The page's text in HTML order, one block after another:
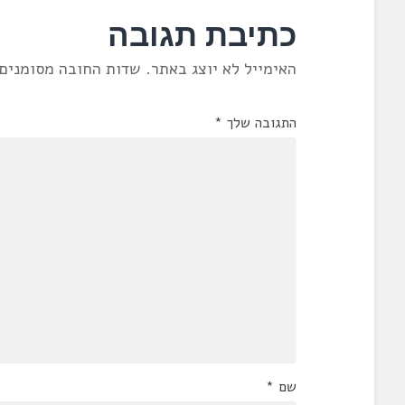
כתיבת תגובה
האימייל לא יוצג באתר. שדות החובה
התגובה שלך *
שם *